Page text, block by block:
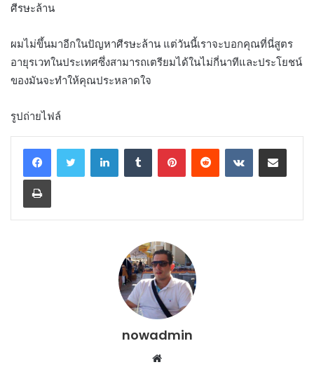
ศีรษะล้าน
ผมไม่ขึ้นมาอีกในปัญหาศีรษะล้าน แต่วันนี้เราจะบอกคุณที่นี่สูตร
อายุรเวทในประเทศซึ่งสามารถเตรียมได้ในไม่กี่นาทีและประโยชน์
ของมันจะทำให้คุณประหลาดใจ
รูปถ่ายไฟล์
LinkedInTumblr PinterestReddit VKontakteShare via Email
Print
nowadmin
Website